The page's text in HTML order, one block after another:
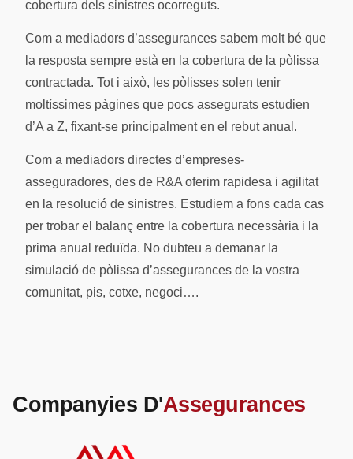
cobertura dels sinistres ocorreguts.
Com a mediadors d’assegurances sabem molt bé que
la resposta sempre està en la cobertura de la pòlissa
contractada. Tot i això, les pòlisses solen tenir
moltíssimes pàgines que pocs assegurats estudien
d’A a Z, fixant-se principalment en el rebut anual.
Com a mediadors directes d’empreses-
asseguradores, des de R&A oferim rapidesa i agilitat
en la resolució de sinistres. Estudiem a fons cada cas
per trobar el balanç entre la cobertura necessària i la
prima anual reduïda. No dubteu a demanar la
simulació de pòlissa d’assegurances de la vostra
comunitat, pis, cotxe, negoci….
Companyies D'Assegurances